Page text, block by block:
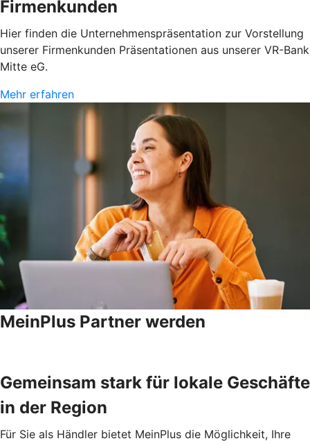
Firmenkunden
Hier finden die Unternehmenspräsentation zur Vorstellung
unserer Firmenkunden Präsentationen aus unserer VR-Bank
Mitte eG.
Mehr erfahren
MeinPlus Partner werden
Gemeinsam stark für lokale Geschäfte
in der Region
Für Sie als Händler bietet MeinPlus die Möglichkeit, Ihre